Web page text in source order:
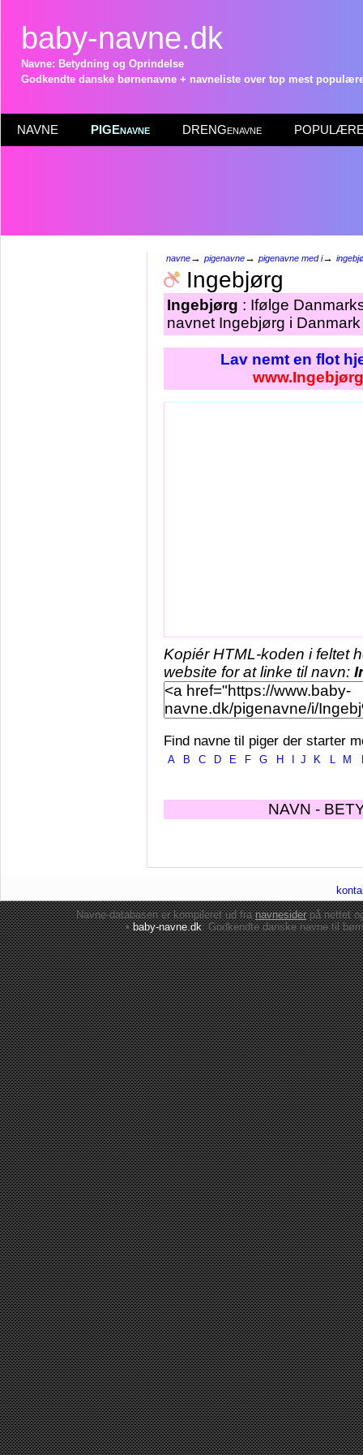
baby-navne.dk
Navne: Betydning og Oprindelse
Godkendte danske børnenavne + navneliste over top mest
NAVNE PIGEnavne DRENGenavne POPULÆRE
navne→ pigenavne→ pigenavne med i→
Ingebjørg
Ingebjørg : Ifølge
navnet Ingebjørg i
Lav nemt en flot
Kopiér HTML-koden i feltet
website for at linke til navn:
Find navne til piger der starter
A B C D E F G H J K L M
NAVN -
Navne-databasen er kompileret ud franavnesiderpå nettet
•baby-navne.dk: Godkendte danskenavne til børn